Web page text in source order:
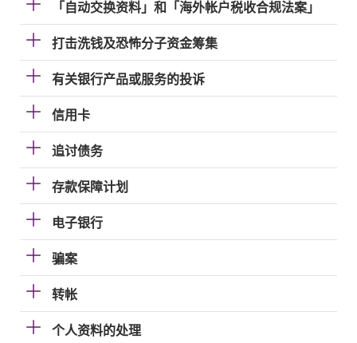
「自动交换资料」和「海外帐户税收合规法案」
打击洗钱及恐怖分子资金筹集
有关银行产品或服务的投诉
信用卡
追讨债务
存款保障计划
电子银行
骗案
转帐
个人资料的处理